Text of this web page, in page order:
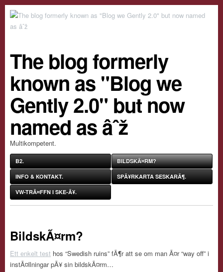
The blog formerly
known as "Blog we
Gently 2.0" but now
named as âˆž
Multikompetent.
B2. BILDSKÃ¤RM?
INFO & KONTAKT. SPÃ¥RKARTA SESKARÃ¶.
VW-TRÃ¤FFN I SKE-Ã¥.
BildskÃ¤rm?
Ett enkelt test hos “Swedish ruins” fÃ¶r att se om man Ã¤r “way off” i
instÃ¤llningar pÃ¥ sin bildskÃ¤rm…